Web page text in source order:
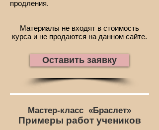
продления.
Материалы не входят в стоимость
курса и не продаются на данном сайте.
Оставить заявку
Мастер-класс «Браслет»
Примеры работ учеников